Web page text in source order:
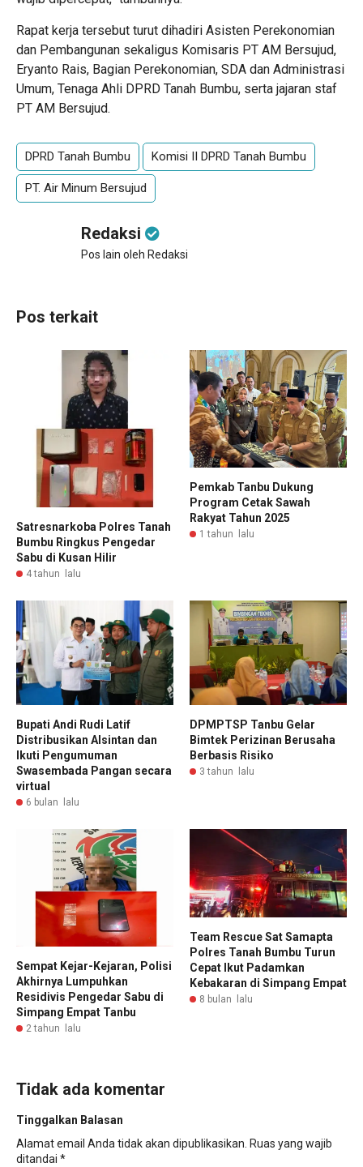
Rapat kerja tersebut turut dihadiri Asisten Perekonomian
dan Pembangunan sekaligus Komisaris PT AM Bersujud,
Eryanto Rais, Bagian Perekonomian, SDA dan Administrasi
Umum, Tenaga Ahli DPRD Tanah Bumbu, serta jajaran staf
PT AM Bersujud.
DPRD Tanah Bumbu Komisi II DPRD Tanah Bumbu
PT. Air Minum Bersujud
Redaksi
Pos lain oleh Redaksi
Pos terkait
Satresnarkoba Polres Tanah
Bumbu Ringkus Pengedar
Sabu di Kusan Hilir
4 tahun lalu
Pemkab Tanbu Dukung
Program Cetak Sawah
Rakyat Tahun 2025
1 tahun lalu
Bupati Andi Rudi Latif
Distribusikan Alsintan dan
Ikuti Pengumuman
Swasembada Pangan secara
virtual
6 bulan lalu
DPMPTSP Tanbu Gelar
Bimtek Perizinan Berusaha
Berbasis Risiko
3 tahun lalu
Sempat Kejar-Kejaran, Polisi
Akhirnya Lumpuhkan
Residivis Pengedar Sabu di
Simpang Empat Tanbu
2 tahun lalu
Team Rescue Sat Samapta
Polres Tanah Bumbu Turun
Cepat Ikut Padamkan
Kebakaran di Simpang Empat
8 bulan lalu
Tidak ada komentar
Tinggalkan Balasan
Alamat email Anda tidak akan dipublikasikan. Ruas yang wajib
ditandai *